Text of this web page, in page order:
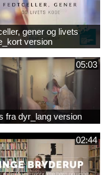
gener og livets
version
05:03
fra dyr_lang version
02:44